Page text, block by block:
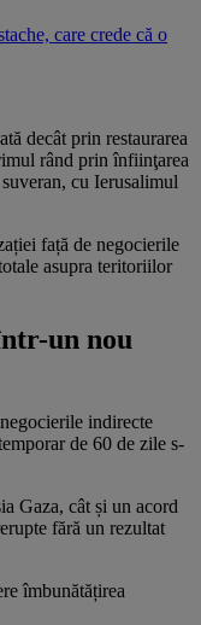
care crede că o
decât prin restaurarea
rând prin înfiinţarea
cu Ierusalimul
față de negocierile
asupra teritoriilor
un nou
indirecte
de 60 de zile s-
Gaza, cât și un acord
fără un rezultat
îmbunătățirea